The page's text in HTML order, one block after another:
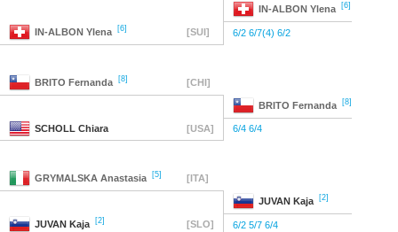
IN-ALBON Ylena [6]
IN-ALBON Ylena [6] [SUI] 6/2 6/7(4) 6/2
BRITO Fernanda [8] [CHI]
BRITO Fernanda [8]
SCHOLL Chiara [USA] 6/4 6/4
GRYMALSKA Anastasia [5] [ITA]
JUVAN Kaja [2]
JUVAN Kaja [2] [SLO] 6/2 5/7 6/4